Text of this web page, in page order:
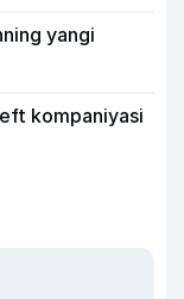
yangi
kompaniyasi